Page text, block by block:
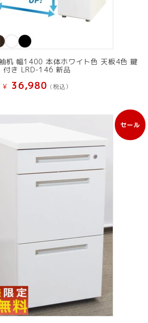
机 幅1400 本体ホワイト色 天板4色 鍵
付き LRD-146 新品
¥ 36,980 (税込）
セール
販
売